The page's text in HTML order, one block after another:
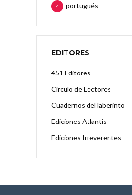
portugués
4
EDITORES
451 Editores
Círculo de Lectores
Cuadernos del laberinto
Ediciones Atlantis
Ediciones Irreverentes